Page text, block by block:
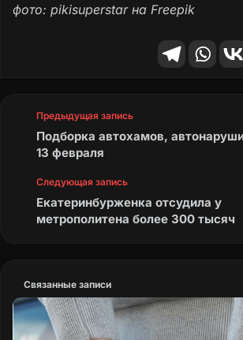
рассылками, похищением
фальшивых свиданий — лишь
незаконного «бизнеса».
фото: pikisuperstar на Freepik
Предыдущая запись
Подборка автохамов,
13 февраля
Следующая запись
Екатеринбурженка отсудила у
метрополитена более 300 тысяч
Связанные записи